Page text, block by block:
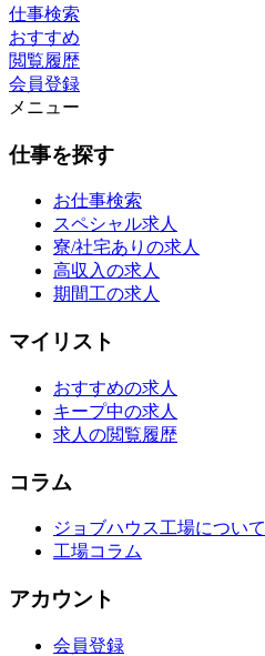
仕事検索
おすすめ
閲覧履歴
会員登録
メニュー
仕事を探す
お仕事検索
スペシャル求人
寮/社宅ありの求人
高収入の求人
期間工の求人
マイリスト
おすすめの求人
キープ中の求人
求人の閲覧履歴
コラム
ジョブハウス工場について
工場コラム
アカウント
会員登録